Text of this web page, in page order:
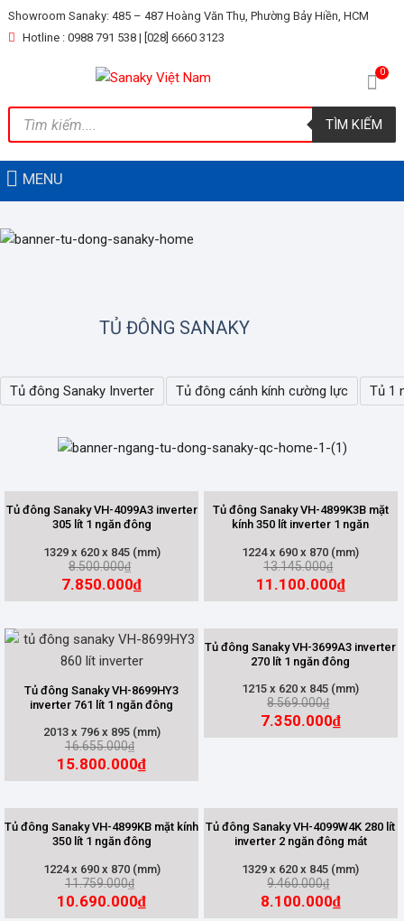
Skip
to
Showroom Sanaky: 485 – 487 Hoàng Văn Thụ, Phường Bảy Hiền, HCM
Hotline : 0988 791 538 | [028] 6660 3123
0
Tìm
kiếm
sản
TÌM KIẾM
MENU
TỦ ĐÔNG SANAKY
Tủ đông Sanaky Inverter Tủ đông cánh kính cường lực Tủ 1
Tủ đông Sanaky VH-4099A3 inverter
305 lít 1 ngăn đông
1329 x 620 x 845 (mm)
8.500.000₫
7.850.000₫
Tủ đông Sanaky VH-4899K3B mặt
kính 350 lít inverter 1 ngăn
1224 x 690 x 870 (mm)
13.145.000₫
11.100.000₫
Tủ đông Sanaky VH-8699HY3
inverter 761 lít 1 ngăn đông
2013 x 796 x 895 (mm)
16.655.000₫
15.800.000₫
Tủ đông Sanaky VH-3699A3 inverter
270 lít 1 ngăn đông
1215 x 620 x 845 (mm)
8.569.000₫
7.350.000₫
Tủ đông Sanaky VH-4899KB mặt kính
350 lít 1 ngăn đông
1224 x 690 x 870 (mm)
11.759.000₫
10.690.000₫
Tủ đông Sanaky VH-4099W4K 280 lít
inverter 2 ngăn đông mát
1329 x 620 x 845 (mm)
9.460.000₫
8.100.000₫